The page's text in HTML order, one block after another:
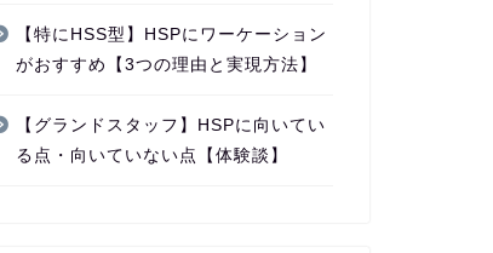
【特にHSS型】HSPにワーケーション
がおすすめ【3つの理由と実現方法】
【グランドスタッフ】HSPに向いてい
る点・向いていない点【体験談】